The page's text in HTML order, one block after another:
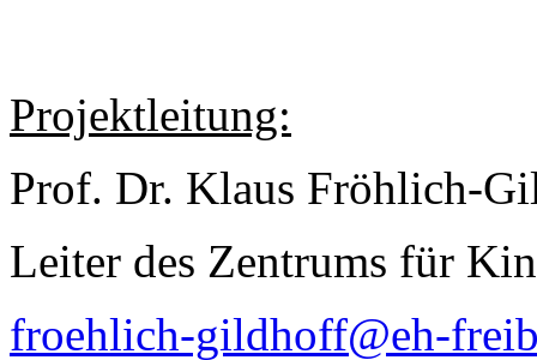
Projektleitung:
Prof. Dr. Klaus Fröhlich-
Leiter des Zentrums für
froehlich-gildhoff@eh-